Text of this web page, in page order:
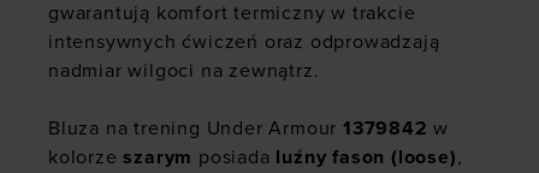
gwarantują komfort termiczny w trakcie
intensywnych ćwiczeń oraz odprowadzają
nadmiar wilgoci na zewnątrz.
Bluza na trening Under Armour 1379842 w
kolorzeszarym posiada luźny fason (loose),